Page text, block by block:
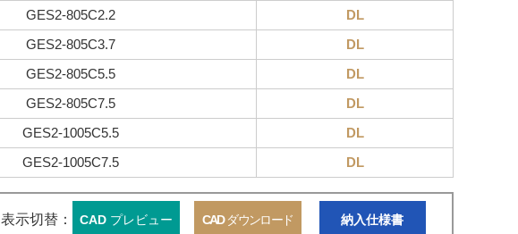
GES2-805C2.2
DL
GES2-805C3.7
DL
GES2-805C5.5
DL
GES2-805C7.5
DL
GES2-1005C5.5
DL
GES2-1005C7.5 DL
表示切替： CADプレビュー CADダウンロード 納入仕様書